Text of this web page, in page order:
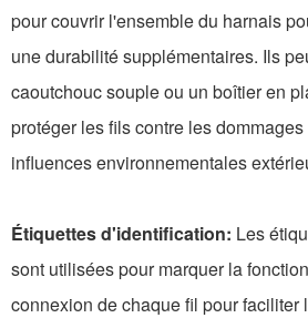
pour couvrir l'ensemble du harnais
une durabilité supplémentaires. Ils
caoutchouc souple ou un boîtier en
protéger les fils contre les
influences environnementales
Étiquettes d'identification: Les
sont utilisées pour marquer la
connexion de chaque fil pour faciliter